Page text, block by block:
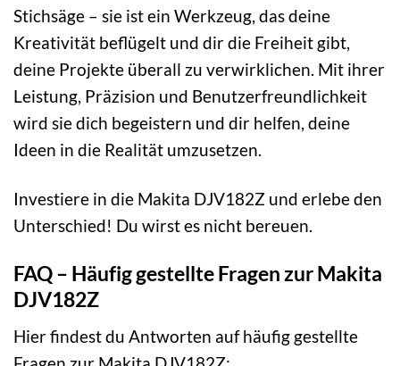
Stichsäge – sie ist ein Werkzeug, das deine
Kreativität beflügelt und dir die Freiheit gibt,
deine Projekte überall zu verwirklichen. Mit ihrer
Leistung, Präzision und Benutzerfreundlichkeit
wird sie dich begeistern und dir helfen, deine
Ideen in die Realität umzusetzen.
Investiere in die Makita DJV182Z und erlebe den
Unterschied! Du wirst es nicht bereuen.
FAQ – Häufig gestellte Fragen zur Makita
DJV182Z
Hier findest du Antworten auf häufig gestellte